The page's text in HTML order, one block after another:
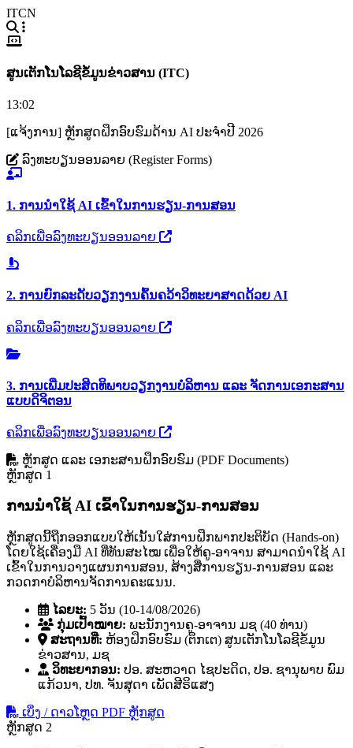
ITCN
ສູນເຕັກໂນໂລຊີຂໍ້ມູນຂ່າວສານ (ITC)
13:02
[ແຈ້ງການ] ຫຼັກສູດຝຶກອົບຮົມດ້ານ AI ປະຈຳປີ 2026
ລົງທະບຽນອອນລາຍ (Register Forms)
1. ການນຳໃຊ້ AI ເຂົ້າໃນການຮຽນ-ການສອນ
ຄລິກເພື່ອລົງທະບຽນອອນລາຍ
2. ການຍົກລະດັບວຽກງານຄົ້ນຄວ້າວິທະຍາສາດດ້ວຍ AI
ຄລິກເພື່ອລົງທະບຽນອອນລາຍ
3. ການເພີ່ມປະສິດທິພາບວຽກງານບໍລິຫານ ແລະ ຈັດການເອກະສານ
ແບບດິຈິຕອນ
ຄລິກເພື່ອລົງທະບຽນອອນລາຍ
ຫຼັກສູດ ແລະ ເອກະສານຝຶກອົບຮົມ (PDF Documents)
ຫຼັກສູດ 1
ການນໍາໃຊ້ AI ເຂົ້າໃນການຮຽນ-ການສອນ
ຫຼັກສູດນີ້ຖືກອອກແບບໃຫ້ເນັ້ນໃສ່ການຝຶກພາກປະຕິບັດ (Hands-on)
ໂດຍໃຊ້ເຄື່ອງມື AI ທີ່ທັນສະໄໝ ເພື່ອໃຫ້ຄູ-ອາຈານ ສາມາດນໍາໃຊ້ AI
ເຂົ້າໃນການວາງແຜນການສອນ, ສ້າງສື່ການຮຽນ-ການສອນ ແລະ
ກວດກາບໍລິຫານຈັດການຄະແນນ.
ໄລຍະ: 5 ວັນ (10-14/08/2026)
ກຸ່ມເປົ້າໝາຍ: ພະນັກງານຄູ-ອາຈານ ມຊ (40 ທ່ານ)
ສະຖານທີ່: ຫ້ອງຝຶກອົບຮົມ (ຕຶກເຕ) ສູນເຕັກໂນໂລຊີຂໍ້ມູນ
ຂ່າວສານ, ມຊ
ວິທະຍາກອນ: ປອ. ສະຫວາດ ໄຊປະດິດ, ປອ. ຊານຸພາບ ພົມ
ແກ້ວນາ, ປທ. ຈັນສຸດາ ເພັດສີຣິແສງ
ເບິ່ງ / ດາວໂຫຼດ PDF ຫຼັກສູດ
ຫຼັກສູດ 2